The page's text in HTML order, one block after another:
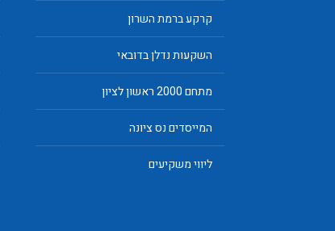
קרקע ברמת השרון
השקעות נדלן בדובאי
מתחם 2000 ראשון לציון
המייסדים נס ציונה
ליווי משקיעים